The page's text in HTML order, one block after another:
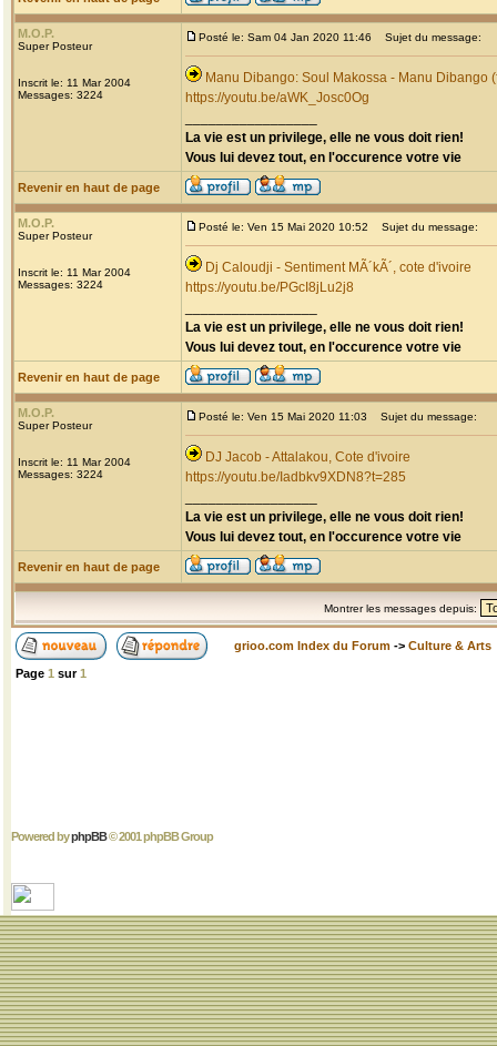
M.O.P.
Super Posteur
Inscrit le: 11 Mar 2004
Messages: 3224
Posté le: Sam 04 Jan 2020 11:46 Sujet du message:
Manu Dibango: Soul Makossa - Manu Dibango
https://youtu.be/aWK_Josc0Og
La vie est un privilege, elle ne vous doit rien!
Vous lui devez tout, en l'occurence votre vie
Revenir en haut de page
M.O.P.
Super Posteur
Inscrit le: 11 Mar 2004
Messages: 3224
Posté le: Ven 15 Mai 2020 10:52 Sujet du message:
Dj Caloudji - Sentiment MÃ´kÃ´, cote d'ivoire
https://youtu.be/PGcI8jLu2j8
La vie est un privilege, elle ne vous doit rien!
Vous lui devez tout, en l'occurence votre vie
Revenir en haut de page
M.O.P.
Super Posteur
Inscrit le: 11 Mar 2004
Messages: 3224
Posté le: Ven 15 Mai 2020 11:03 Sujet du message:
DJ Jacob - Attalakou, Cote d'ivoire
https://youtu.be/Iadbkv9XDN8?t=285
La vie est un privilege, elle ne vous doit rien!
Vous lui devez tout, en l'occurence votre vie
Revenir en haut de page
Montrer les messages depuis:
grioo.com Index du Forum -> Culture & Arts
Page 1 sur1
Powered byphpBB© 2001 phpBB Group